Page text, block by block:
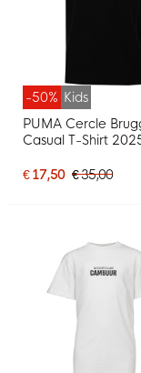
-50% Kids
PUMA Cercle
Casual T-Shirt
€ 17,50 € 35,00